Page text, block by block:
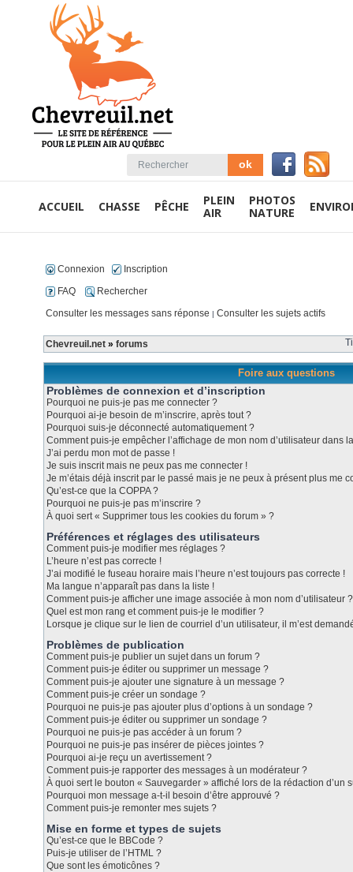
ACCUEIL CHASSE PÊCHE
PLEIN
AIR
PHOTOS
NATURE
Connexion
Inscription
FAQ
Rechercher
Consulter les messages sans réponse | Consulter les sujets actifs
Chevreuil.net » forums
Foire aux questions
Problèmes de connexion et d’inscription
Pourquoi ne puis-je pas me connecter ?
Pourquoi ai-je besoin de m’inscrire, après tout ?
Pourquoi suis-je déconnecté automatiquement ?
Comment puis-je empêcher l’affichage de mon nom d’utilisateur dans
J’ai perdu mon mot de passe !
Je suis inscrit mais ne peux pas me connecter !
Je m’étais déjà inscrit par le passé mais je ne peux à présent plus me
Qu’est-ce que la COPPA ?
Pourquoi ne puis-je pas m’inscrire ?
À quoi sert « Supprimer tous les cookies du forum » ?
Préférences et réglages des utilisateurs
Comment puis-je modifier mes réglages ?
L’heure n’est pas correcte !
J’ai modifié le fuseau horaire mais l’heure n’est toujours pas correcte !
Ma langue n’apparaît pas dans la liste !
Comment puis-je afficher une image associée à mon nom d’utilisateur ?
Quel est mon rang et comment puis-je le modifier ?
Lorsque je clique sur le lien de courriel d’un utilisateur, il m’est
Problèmes de publication
Comment puis-je publier un sujet dans un forum ?
Comment puis-je éditer ou supprimer un message ?
Comment puis-je ajouter une signature à un message ?
Comment puis-je créer un sondage ?
Pourquoi ne puis-je pas ajouter plus d’options à un sondage ?
Comment puis-je éditer ou supprimer un sondage ?
Pourquoi ne puis-je pas accéder à un forum ?
Pourquoi ne puis-je pas insérer de pièces jointes ?
Pourquoi ai-je reçu un avertissement ?
Comment puis-je rapporter des messages à un modérateur ?
À quoi sert le bouton « Sauvegarder » affiché lors de la rédaction d’un
Pourquoi mon message a-t-il besoin d’être approuvé ?
Comment puis-je remonter mes sujets ?
Mise en forme et types de sujets
Qu’est-ce que le BBCode ?
Puis-je utiliser de l’HTML ?
Que sont les émoticônes ?